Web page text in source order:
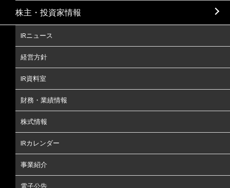
株主・投資家情報
IRニュース
経営方針
IR資料室
財務・業績情報
株式情報
IRカレンダー
事業紹介
電子公告